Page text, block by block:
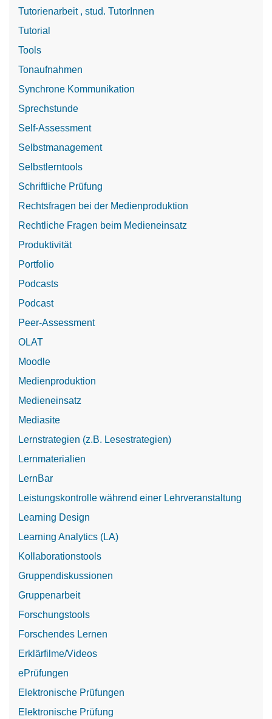
Tutorienarbeit , stud. TutorInnen
Tutorial
Tools
Tonaufnahmen
Synchrone Kommunikation
Sprechstunde
Self-Assessment
Selbstmanagement
Selbstlerntools
Schriftliche Prüfung
Rechtsfragen bei der Medienproduktion
Rechtliche Fragen beim Medieneinsatz
Produktivität
Portfolio
Podcasts
Podcast
Peer-Assessment
OLAT
Moodle
Medienproduktion
Medieneinsatz
Mediasite
Lernstrategien (z.B. Lesestrategien)
Lernmaterialien
LernBar
Leistungskontrolle während einer Lehrveranstaltung
Learning Design
Learning Analytics (LA)
Kollaborationstools
Gruppendiskussionen
Gruppenarbeit
Forschungstools
Forschendes Lernen
Erklärfilme/Videos
ePrüfungen
Elektronische Prüfungen
Elektronische Prüfung